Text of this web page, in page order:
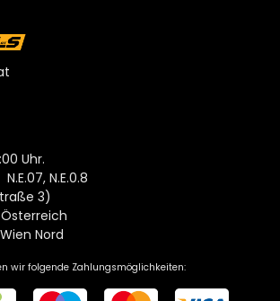
Uhr.
N.E.0.8
3)
Nord
wir folgende Zahlungsmöglichkeiten: